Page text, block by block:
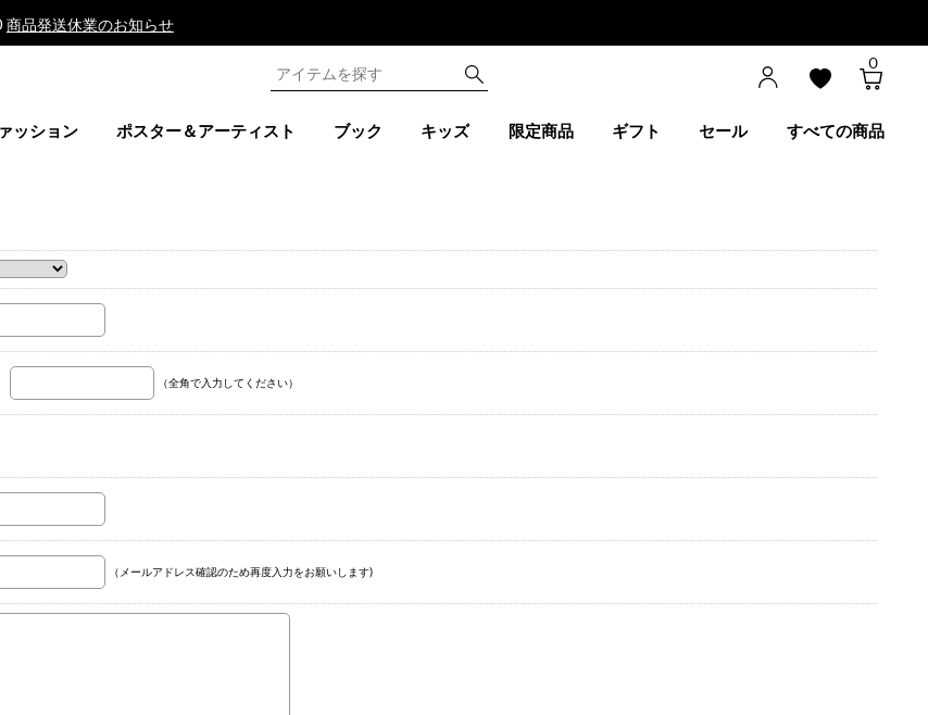
商品発送休業のお知らせ
0
ッション ポスター＆アーティスト ブック キッズ 限定商品 ギフト セール すべての商品
（全角で入力してください）
（メールアドレス確認のため再度入力をお願いします)